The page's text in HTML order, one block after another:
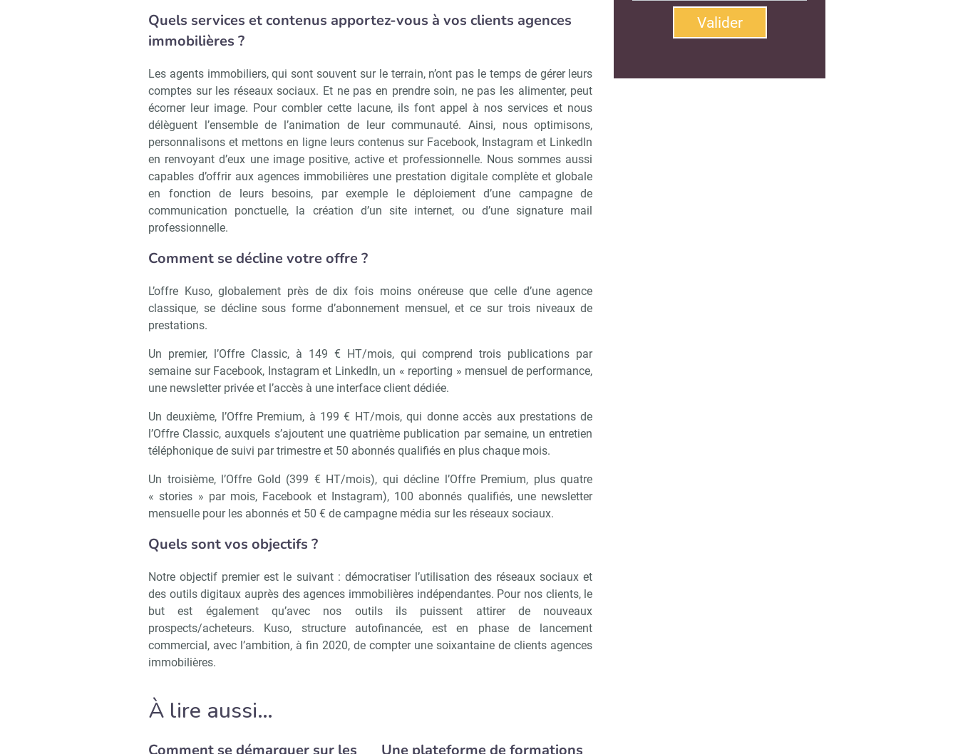
Quels services et contenus apportez-vous à vos clients agences
immobilières ?
Les agents immobiliers, qui sont souvent sur le terrain, n’ont pas le temps de gérer leurs
comptes sur les réseaux sociaux. Et ne pas en prendre soin, ne pas les alimenter, peut
écorner leur image. Pour combler cette lacune, ils font appel à nos services et nous
délèguent l’ensemble de l’animation de leur communauté. Ainsi, nous optimisons,
personnalisons et mettons en ligne leurs contenus sur Facebook, Instagram et LinkedIn
en renvoyant d’eux une image positive, active et professionnelle. Nous sommes aussi
capables d’offrir aux agences immobilières une prestation digitale complète et globale
en fonction de leurs besoins, par exemple le déploiement d’une campagne de
communication ponctuelle, la création d’un site internet, ou d’une signature mail
professionnelle.
Comment se décline votre offre ?
L’offre Kuso, globalement près de dix fois moins onéreuse que celle d’une agence
classique, se décline sous forme d’abonnement mensuel, et ce sur trois niveaux de
prestations.
Un premier, l’Offre Classic, à 149 € HT/mois, qui comprend trois publications par
semaine sur Facebook, Instagram et LinkedIn, un « reporting » mensuel de performance,
une newsletter privée et l’accès à une interface client dédiée.
Un deuxième, l’Offre Premium, à 199 € HT/mois, qui donne accès aux prestations de
l’Offre Classic, auxquels s’ajoutent une quatrième publication par semaine, un entretien
téléphonique de suivi par trimestre et 50 abonnés qualifiés en plus chaque mois.
Un troisième, l’Offre Gold (399 € HT/mois), qui décline l’Offre Premium, plus quatre
« stories » par mois, Facebook et Instagram), 100 abonnés qualifiés, une newsletter
mensuelle pour les abonnés et 50 € de campagne média sur les réseaux sociaux.
Quels sont vos objectifs ?
Notre objectif premier est le suivant : démocratiser l’utilisation des réseaux sociaux et
des outils digitaux auprès des agences immobilières indépendantes. Pour nos clients, le
but est également qu’avec nos outils ils puissent attirer de nouveaux
prospects/acheteurs. Kuso, structure autofinancée, est en phase de lancement
commercial, avec l’ambition, à fin 2020, de compter une soixantaine de clients agences
immobilières.
À lire aussi…
Comment se démarquer sur les
Une plateforme de formations
Recevoir Immo Matin Abonnez-vous à notre newsletter
Non merci, je reçois déjà ! Je déciderai plus tard